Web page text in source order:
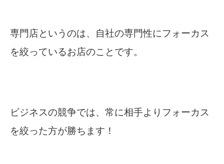
専門店というのは、自社の専門性にフォーカス
を絞っているお店のことです。
ビジネスの競争では、常に相手よりフォーカス
を絞った方が勝ちます！